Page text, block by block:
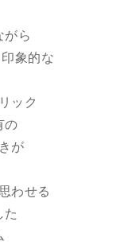
がら
象的な
ック
の
が
わせる
た